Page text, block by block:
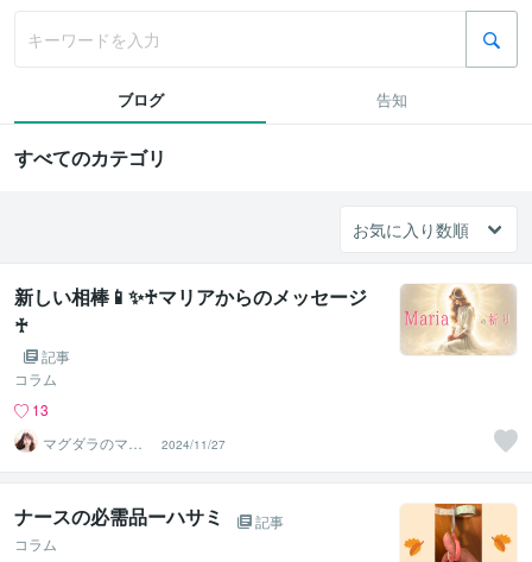
ブログ 告知
すべてのカテゴリ
新しい相棒📱✨♰マリアからのメッセージ
♰
記事
コラム
13
マグダラのマリ
ア✝️
2024/11/27
ナースの必需品ーハサミ
記事
コラム